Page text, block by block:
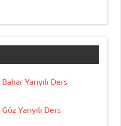
Yarıyılı Ders
Yarıyılı Ders